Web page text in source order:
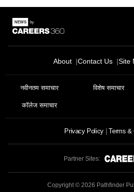
About Contact Us Site
नवीनतम समाचार विशेष समाचार
कॉलेज समाचार
Privacy Policy Terms &
Partner Sites:
Copyright © 2026 Pathfinder